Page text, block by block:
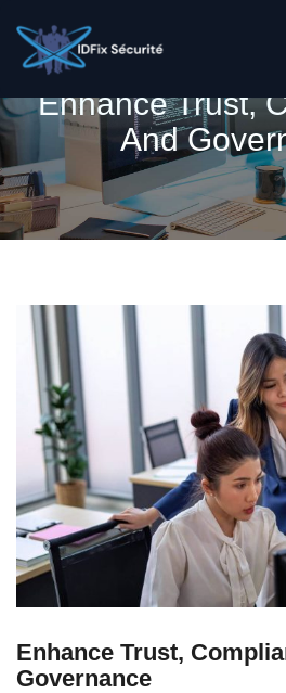
Enhance Trust,
And
Enhance Trust,
Governance